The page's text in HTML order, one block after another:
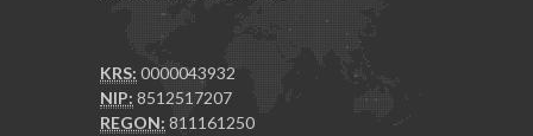
KRS: 0000043932
NIP: 8512517207
REGON: 811161250